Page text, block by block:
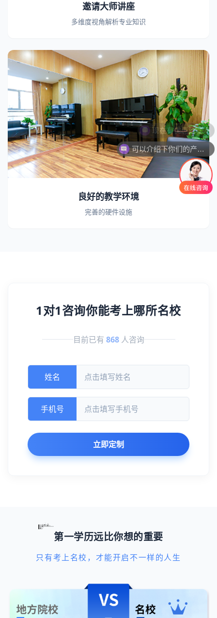
邀请大师讲座
多维度视角解析专业知识
良好的教学环境
完善的硬件设施
1对1咨询你能考上哪所名校
目前已有 868 人咨询
姓名
手机号
立即定制
第一学历远比你想的重要
只有考上名校，才能开启不一样的人生